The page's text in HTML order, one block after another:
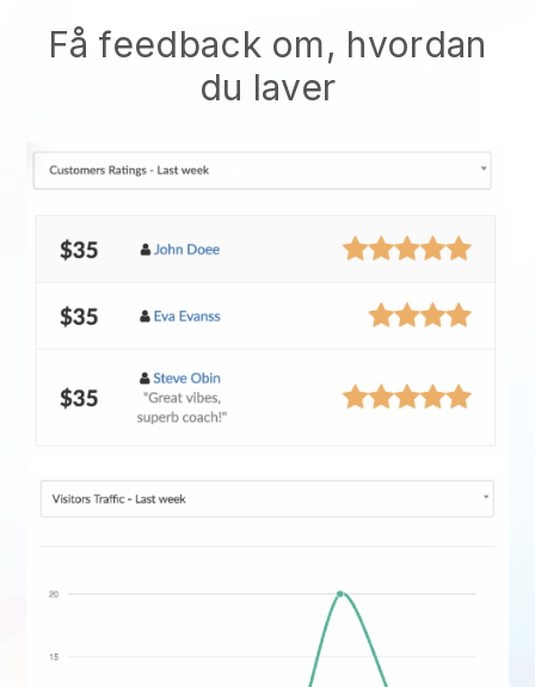
Få feedback om, hvordan
du laver